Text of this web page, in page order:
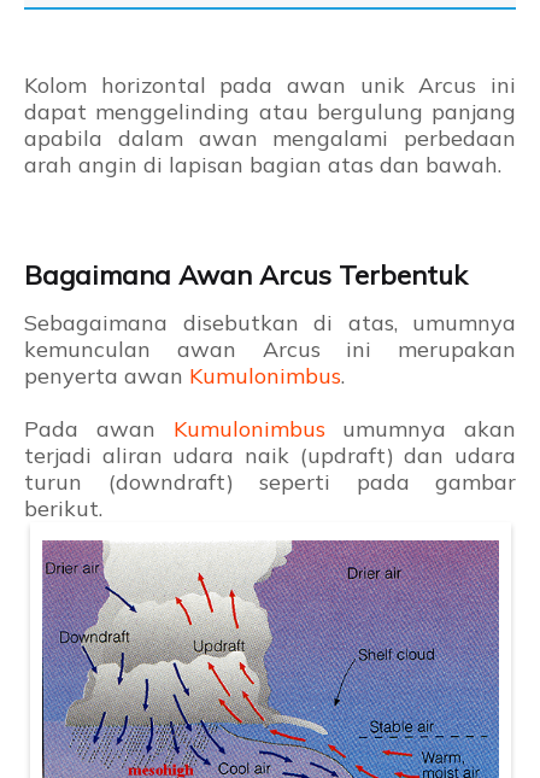
Kolom horizontal pada awan unik Arcus ini
dapat menggelinding atau bergulung panjang
apabila dalam awan mengalami perbedaan
arah angin di lapisan bagian atas dan bawah.
Bagaimana Awan Arcus Terbentuk
Sebagaimana disebutkan di atas, umumnya
kemunculan awan Arcus ini merupakan
penyerta awan Kumulonimbus.
Pada awan Kumulonimbusumumnya akan
terjadi aliran udara naik (updraft) dan udara
turun (downdraft) seperti pada gambar
berikut.